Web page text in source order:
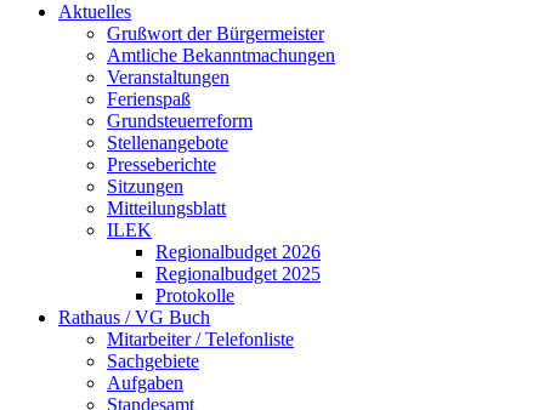
Aktuelles
Grußwort der Bürgermeister
Amtliche Bekanntmachungen
Veranstaltungen
Ferienspaß
Grundsteuerreform
Stellenangebote
Presseberichte
Sitzungen
Mitteilungsblatt
ILEK
Regionalbudget 2026
Regionalbudget 2025
Protokolle
Rathaus / VG Buch
Mitarbeiter / Telefonliste
Sachgebiete
Aufgaben
Standesamt